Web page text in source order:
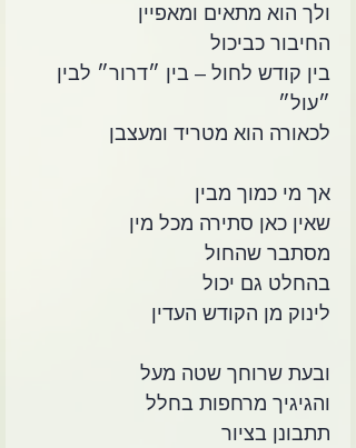
ולך הוא מתאים ומאפיין
החיבור כביכול
בין קודש לחול – בין ״דרור״ לבין
״עול״
לכאורה הוא מטריד ומעצבן
אך מי כמוך מבין
שאין כאן סתירה מכל מין
מסתבר שהחול
בהחלט גם יכול
לינוק מן הקודש העדין
ובעת שרוחך שטה מעל
והגיגיך מרחפות בחלל
תתבונן בציור